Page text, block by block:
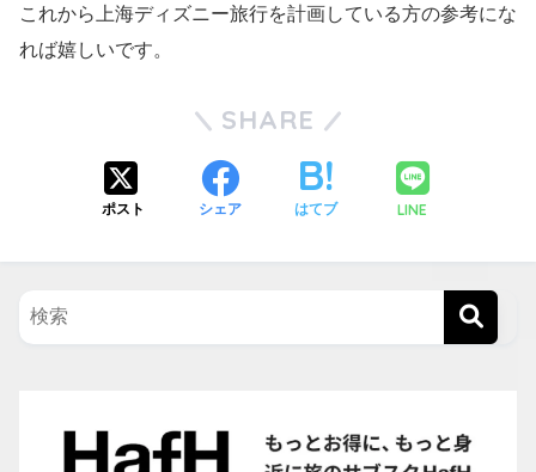
これから上海ディズニー旅行を計画している方の参考にな
れば嬉しいです。
SHARE
ポスト シェア はてブ LINE